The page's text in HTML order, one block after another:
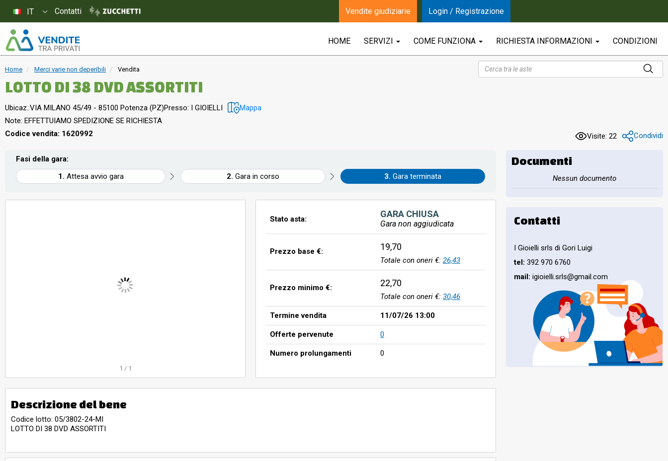
HOME SERVIZI COME FUNZIONA RICHIESTA INFORMAZIONI CONDIZIONI
Home Merci varie non deperibili Vendita
LOTTO DI 38 DVD ASSORTITI
Ubicaz.:VIA MILANO 45/49 - 85100 Potenza (PZ)Presso: I GIOIELLI Mappa
Note: EFFETTUIAMO SPEDIZIONE SE RICHIESTA
Codice vendita: 1620992
Visite: 22 Condividi
Fasi della gara:
Attesa avvio gara
Gara in corso Gara terminata
1 / 1
Stato asta: GARA CHIUSA
Gara non aggiudicata
Prezzo base €: 19,70
Totale con oneri €: 26,43
Prezzo minimo €: 22,70
Totale con oneri €: 30,46
Termine vendita 11/07/26 13:00
Offerte pervenute 0
Numero prolungamenti 0
Descrizione del bene
Codice lotto: 05/3802-24-MI
LOTTO DI 38 DVD ASSORTITI
Documenti
Nessun documento
Contatti
I Gioielli srls di Gori Luigi
tel: 392 970 6760
mail: igioielli.srls@gmail.com
IT Contatti Vendite giudiziarie Login / Registrazione